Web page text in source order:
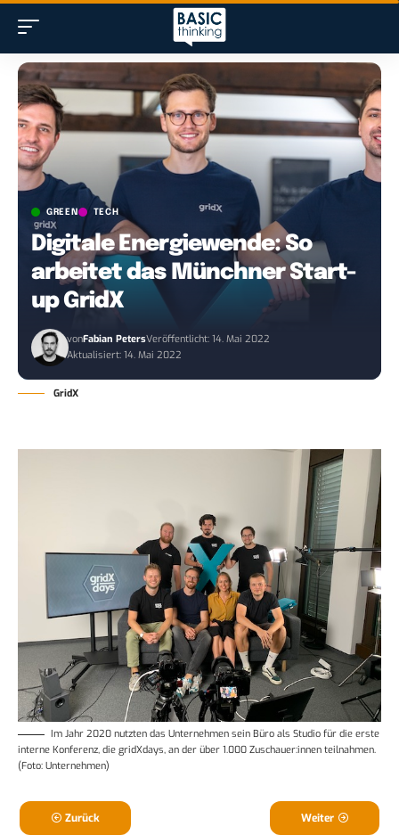
GREEN TECH
Digitale Energiewende: So
arbeitet das Münchner Start-
up GridX
vonFabian PetersVeröffentlicht: 14. Mai 2022
Aktualisiert: 14. Mai 2022
GridX
Im Jahr 2020 nutzten das Unternehmen sein Büro als Studio für die erste
interne Konferenz, die gridXdays, an der über 1.000 Zuschauer:innen teilnahmen.
(Foto: Unternehmen)
Zurück Weiter